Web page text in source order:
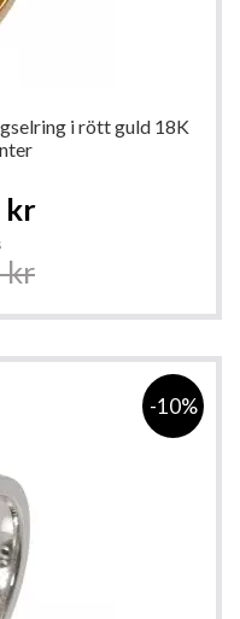
i rött guld 18K
kr
kr
-10%